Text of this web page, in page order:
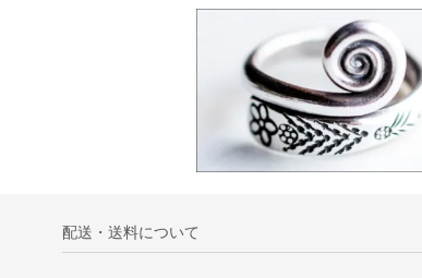
配送・送料について